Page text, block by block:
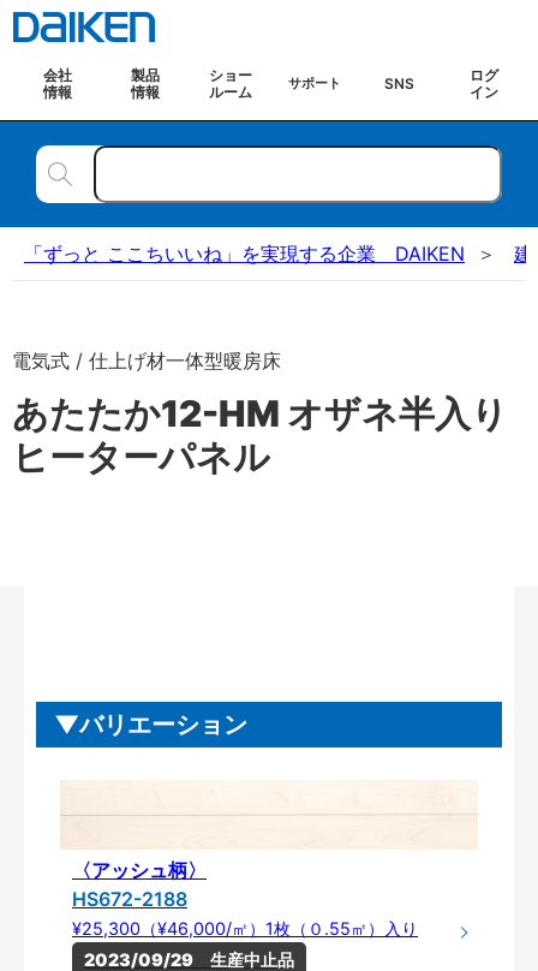
会社
情報
製品
情報
ショー
ルーム
サポート SNS
ログ
イン
「ずっと ここちいいね」を実現する企業 DAIKEN 建
電気式 / 仕上げ材一体型暖房床
あたたか12-HM オザネ半入り
ヒーターパネル
バリエーション
〈アッシュ柄〉
HS672-2188
¥25,300（¥46,000/㎡）1枚（０.55㎡）入り
2023/09/29　生産中止品